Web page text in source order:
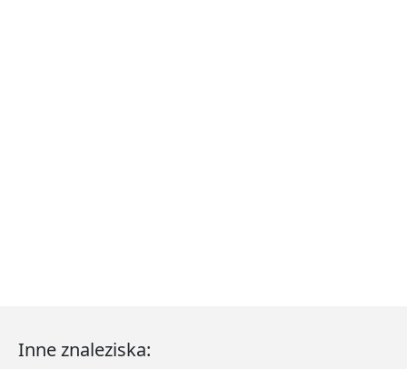
Inne znaleziska: